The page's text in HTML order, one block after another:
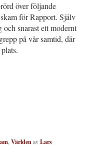
över följande
för Rapport. Själv
snarast ett modernt
på vår samtid, där
,VärldenavLars